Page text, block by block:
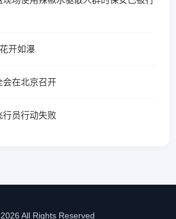
开如瀑
会在北京召开
行员行动失败
All Rights Reserved